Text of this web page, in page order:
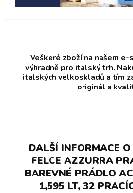
Veškeré zboží na našem e-
výhradně pro italský trh.
italských velkoskladů a tím
originál a
DALŠÍ INFORMACE
FELCE AZZURRA
BAREVNÉ PRÁDLO
1,595 LT, 32